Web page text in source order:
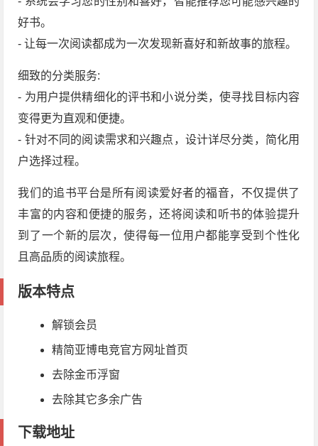
好书。
- 让每一次阅读都成为一次发现新喜好和新故事的旅程。
细致的分类服务:
- 为用户提供精细化的评书和小说分类，使寻找目标内容
变得更为直观和便捷。
- 针对不同的阅读需求和兴趣点，设计详尽分类，简化用
户选择过程。
我们的追书平台是所有阅读爱好者的福音，不仅提供了
丰富的内容和便捷的服务，还将阅读和听书的体验提升
到了一个新的层次，使得每一位用户都能享受到个性化
且高品质的阅读旅程。
版本特点
解锁会员
精简亚博电竞官方网址首页
去除金币浮窗
去除其它多余广告
下载地址